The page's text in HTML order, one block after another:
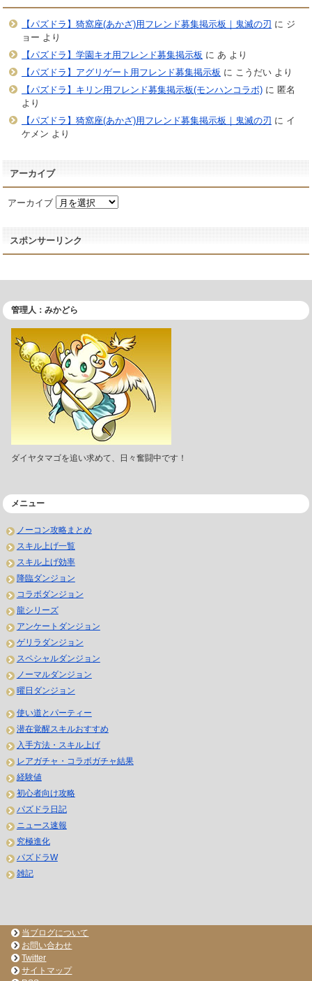
【パズドラ】猗窩座(あかざ)用フレンド募集掲示板｜鬼滅の刃 に ジ
ョー より
【パズドラ】学園キオ用フレンド募集掲示板 に あ より
【パズドラ】アグリゲート用フレンド募集掲示板 に こうだいより
【パズドラ】キリン用フレンド募集掲示板(モンハンコラボ)に 匿名
より
【パズドラ】猗窩座(あかざ)用フレンド募集掲示板｜鬼滅の刃 に イ
ケメン より
アーカイブ
アーカイブ
スポンサーリンク
管理人：みかどら
ダイヤタマゴを追い求めて、日々奮闘中です！
メニュー
ノーコン攻略まとめ
スキル上げ一覧
スキル上げ効率
降臨ダンジョン
コラボダンジョン
龍シリーズ
アンケートダンジョン
ゲリラダンジョン
スペシャルダンジョン
ノーマルダンジョン
曜日ダンジョン
使い道とパーティー
潜在覚醒スキルおすすめ
入手方法・スキル上げ
レアガチャ・コラボガチャ結果
経験値
初心者向け攻略
パズドラ日記
ニュース速報
究極進化
パズドラW
雑記
当ブログについて
お問い合わせ
Twitter
サイトマップ